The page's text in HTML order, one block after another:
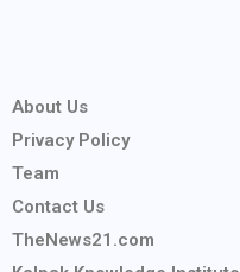
About Us
Privacy Policy
Team
Contact Us
TheNews21.com